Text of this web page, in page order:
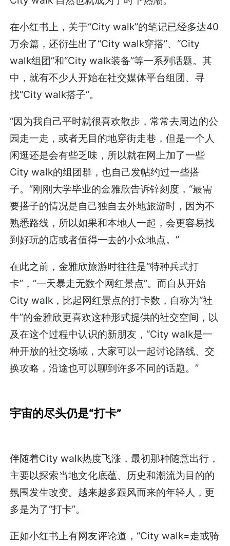
在小红书上，关于“City walk”的笔记已经多达40
万余篇，还衍生出了“City walk穿搭”、“City
walk组团”和“City walk装备”等一系列话题。其
中，就有不少人开始在社交媒体平台组团、寻
找“City walk搭子”。
“因为我自己平时就很喜欢散步，常常去周边的公
园走一走，或者无目的地穿街走巷，但是一个人
闲逛还是会有些乏味，所以就在网上加了一些
City walk的组团群，也自己发帖约过一些搭
子。”刚刚大学毕业的金雅欣告诉锌刻度，“最需
要搭子的情况是自己独自去外地旅游时，因为不
熟悉路线，所以如果和本地人一起，会更容易找
到好玩的店或者值得一去的小众地点。”
在此之前，金雅欣旅游时往往是“特种兵式打
卡”，“一天暴走无数个网红景点”。而自从开始
City walk，比起网红景点的打卡数，自称为“社
牛”的金雅欣更喜欢这种形式提供的社交空间，以
及在这个过程中认识的新朋友，“City walk是一
种开放的社交场域，大家可以一起讨论路线、交
换攻略，沿途也可以聊到许多不同的话题。”
宇宙的尽头仍是“打卡”
伴随着City walk热度飞涨，最初那种随意出行，
主要以探索当地文化底蕴、历史和潮流为目的的
氛围发生改变。越来越多跟风而来的年轻人，更
多是为了“打卡”。
正如小红书上有网友评论道，“City walk=走或骑